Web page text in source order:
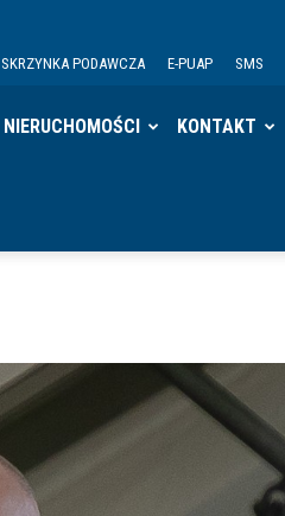
SKRZYNKA PODAWCZA E-PUAP SMS
NIERUCHOMOŚCI KONTAKT